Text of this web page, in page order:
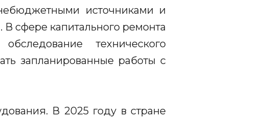
источниками и
В сфере капитального ремонта
технического
запланированные работы с
В 2025 году в стране